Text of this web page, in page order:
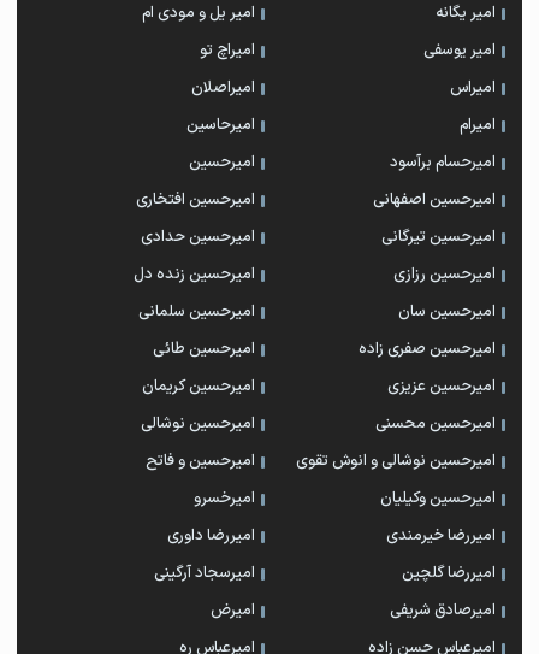
امیر یگانه
امیر یل و مودی ام
امیر یوسفی
امیراچ تو
امیراس
امیراصلان
امیرام
امیرحاسین
امیرحسام برآسود
امیرحسین
امیرحسین اصفهانی
امیرحسین افتخاری
امیرحسین تیرگانی
امیرحسین حدادی
امیرحسین رزازی
امیرحسین زنده دل
امیرحسین سان
امیرحسین سلمانی
امیرحسین صفری زاده
امیرحسین طائی
امیرحسین عزیزی
امیرحسین کریمان
امیرحسین محسنی
امیرحسین نوشالی
امیرحسین نوشالی و انوش تقوی
امیرحسین و فاتح
امیرحسین وکیلیان
امیرخسرو
امیررضا خیرمندی
امیررضا داوری
امیررضا گلچین
امیرسجاد آرگینی
امیرصادق شریفی
امیرض
امیرعباس حسن زاده
امیرعباس ره